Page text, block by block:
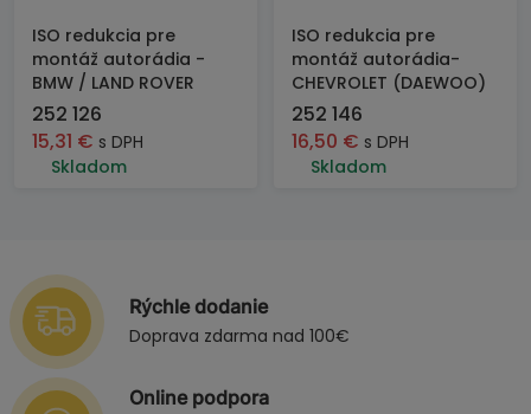
ISO redukcia pre
montáž autorádia -
BMW / LAND ROVER
252 126
15,31 € s DPH
Skladom
ISO redukcia pre
montáž autorádia-
CHEVROLET (DAEWOO)
252 146
16,50 € s DPH
Skladom
Rýchle dodanie
Doprava zdarma nad 100€
Online podpora